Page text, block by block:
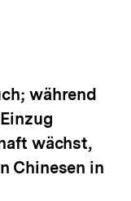
während
wächst,
Chinesen in